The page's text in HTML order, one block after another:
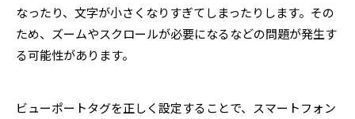
なったり、文字が小さくなりすぎてしまったりします。その
ため、ズームやスクロールが必要になるなどの問題が発生す
る可能性があります。
ビューポートタグを正しく設定することで、スマートフォン